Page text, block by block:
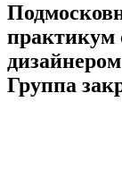
Группа